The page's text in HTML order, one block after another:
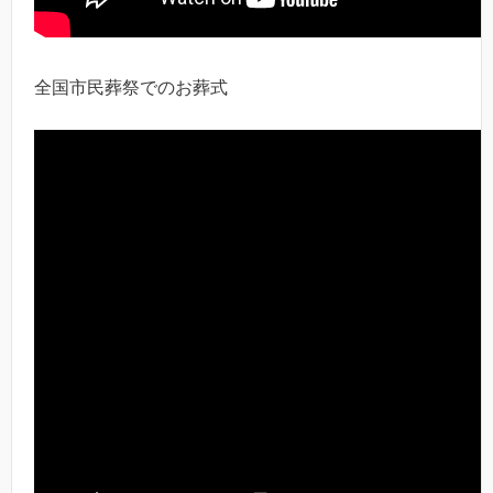
全国市民葬祭でのお葬式